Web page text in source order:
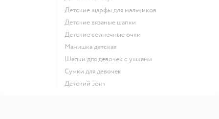
Детские шарфы для мальчиков
Детские вязаные шапки
Детские солнечные очки
Манишка детская
Шапки для девочек с ушками
Сумки для девочек
Детский зонт